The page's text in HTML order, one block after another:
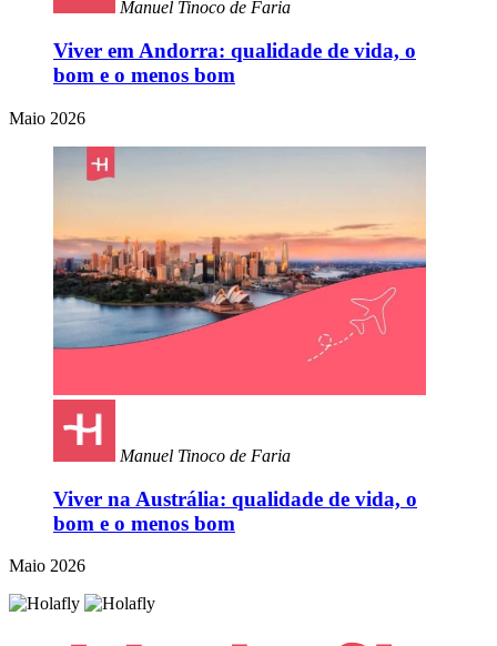
Manuel Tinoco de Faria
Viver em Andorra: qualidade de vida, o
bom e o menos bom
Maio 2026
Manuel Tinoco de Faria
Viver na Austrália: qualidade de vida, o
bom e o menos bom
Maio 2026